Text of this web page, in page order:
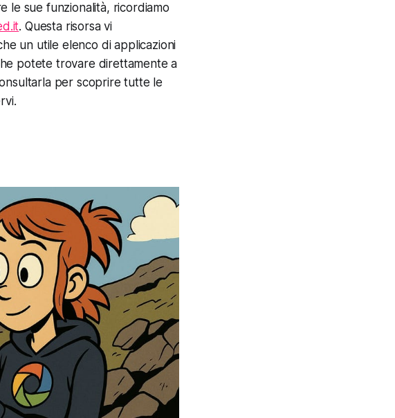
le sue funzionalità, ricordiamo
. Questa risorsa vi
un utile elenco di applicazioni
potete trovare direttamente a
per scoprire tutte le